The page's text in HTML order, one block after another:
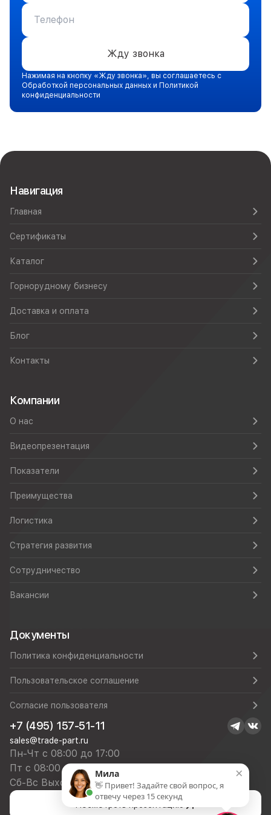
Жду звонка
Нажимая на кнопку «Жду звонка», вы соглашаетесь с
Обработкой персональных данных и Политикой
конфиденциальности
Навигация
Главная
Сертификаты
Каталог
Горнорудному бизнесу
Доставка и оплата
Блог
Контакты
Компании
О нас
Видеопрезентация
Показатели
Преимущества
Логистика
Стратегия развития
Сотрудничество
Вакансии
Документы
Политика конфиденциальности
Пользовательское соглашение
Согласие пользователя
+7 (495) 157-51-11
sales@trade-part.ru
Пн-Чт с 08:00 до 17:00
Пт с 08:00 до 16:00
Сб-Вс Выходной
×
Мила
👋 Привет! Задайте свой вопрос, я
отвечу через 15 секунд